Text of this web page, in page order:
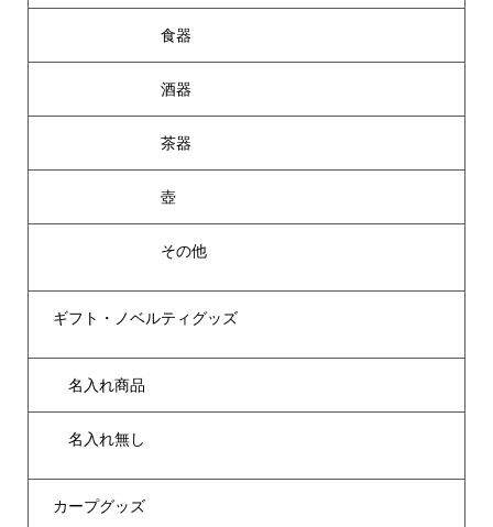
食器
酒器
茶器
壺
その他
ギフト・ノベルティグッズ
名入れ商品
名入れ無し
カープグッズ